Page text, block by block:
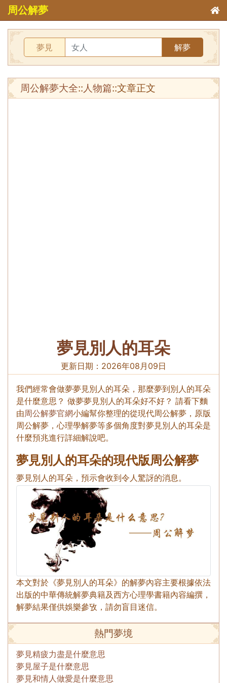
周公解夢
夢見 解夢
周公解夢大全::人物篇::文章正文
夢見別人的耳朵
更新日期： 2026年08月09日
我們經常會做夢夢見別人的耳朵，那麼夢到別人的耳朵
是什麼意思？ 做夢夢見別人的耳朵好不好？ 請看下麵
由周公解夢官網小編幫你整理的從現代周公解夢，原版
周公解夢，心理學解夢等多個角度對夢見別人的耳朵是
什麼預兆進行詳細解說吧。
夢見別人的耳朵的現代版周公解夢
夢見別人的耳朵，預示會收到令人驚訝的消息。
本文對於《夢見別人的耳朵》的解夢內容主要根據依法
出版的中華傳統解夢典籍及西方心理學書籍內容編撰，
解夢結果僅供娛樂參攷，請勿盲目迷信。
熱門夢境
夢見精疲力盡是什麼意思
夢見屋子是什麼意思
夢見和情人做愛是什麼意思